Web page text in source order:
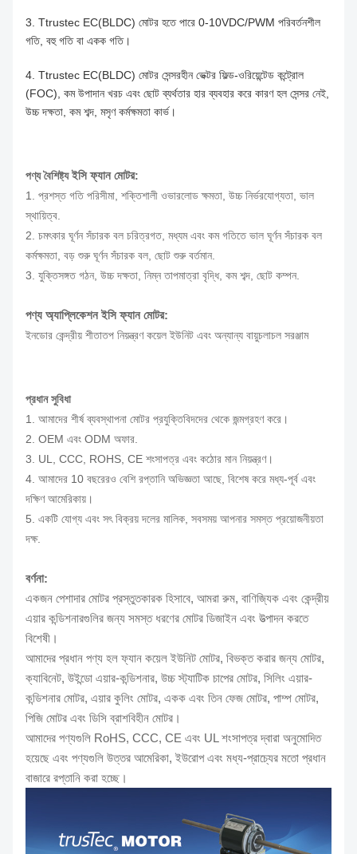
3. Ttrustec EC(BLDC) মোটর হতে পারে 0-10VDC/PWM পরিবর্তনশীল
গতি, বহু গতি বা একক গতি।
4. Ttrustec EC(BLDC) মোটর সেন্সরহীন ভেক্টর ফিল্ড-ওরিয়েন্টেড কন্ট্রোল
(FOC), কম উপাদান খরচ এবং ছোট ব্যর্থতার হার ব্যবহার করে কারণ হল সেন্সর নেই,
উচ্চ দক্ষতা, কম শব্দ, মসৃণ কর্মক্ষমতা কার্ভ।
পণ্য বৈশিষ্ট্য ইসি ফ্যান মোটর:
1. প্রশস্ত গতি পরিসীমা, শক্তিশালী ওভারলোড ক্ষমতা, উচ্চ নির্ভরযোগ্যতা, ভাল
স্থায়িত্ব.
2. চমৎকার ঘূর্ণন সঁচারক বল চরিত্রগত, মধ্যম এবং কম গতিতে ভাল ঘূর্ণন সঁচারক বল
কর্মক্ষমতা, বড় শুরু ঘূর্ণন সঁচারক বল, ছোট শুরু বর্তমান.
3. যুক্তিসঙ্গত গঠন, উচ্চ দক্ষতা, নিম্ন তাপমাত্রা বৃদ্ধি, কম শব্দ, ছোট কম্পন.
পণ্য অ্যাপ্লিকেশন ইসি ফ্যান মোটর:
ইনডোর কেন্দ্রীয় শীতাতপ নিয়ন্ত্রণ কয়েল ইউনিট এবং অন্যান্য বায়ুচলাচল সরঞ্জাম
প্রধান সুবিধা
1. আমাদের শীর্ষ ব্যবস্থাপনা মোটর প্রযুক্তিবিদদের থেকে জন্মগ্রহণ করে।
2. OEM এবং ODM অফার.
3. UL, CCC, ROHS, CE শংসাপত্র এবং কঠোর মান নিয়ন্ত্রণ।
4. আমাদের 10 বছরেরও বেশি রপ্তানি অভিজ্ঞতা আছে, বিশেষ করে মধ্য-পূর্ব এবং
দক্ষিণ আমেরিকায়।
5. একটি যোগ্য এবং সৎ বিক্রয় দলের মালিক, সবসময় আপনার সমস্ত প্রয়োজনীয়তা
দক্ষ.
বর্ণনা:
একজন পেশাদার মোটর প্রস্তুতকারক হিসাবে, আমরা রুম, বাণিজ্যিক এবং কেন্দ্রীয়
এয়ার কন্ডিশনারগুলির জন্য সমস্ত ধরণের মোটর ডিজাইন এবং উত্পাদন করতে
বিশেষী।
আমাদের প্রধান পণ্য হল ফ্যান কয়েল ইউনিট মোটর, বিভক্ত করার জন্য মোটর,
ক্যাবিনেট, উইন্ডো এয়ার-কন্ডিশনার, উচ্চ স্ট্যাটিক চাপের মোটর, সিলিং এয়ার-
কন্ডিশনার মোটর, এয়ার কুলিং মোটর, একক এবং তিন ফেজ মোটর, পাম্প মোটর,
পিজি মোটর এবং ডিসি ব্রাশবিহীন মোটর।
আমাদের পণ্যগুলি RoHS, CCC, CE এবং UL শংসাপত্র দ্বারা অনুমোদিত
হয়েছে এবং পণ্যগুলি উত্তর আমেরিকা, ইউরোপ এবং মধ্য-প্রাচ্যের মতো প্রধান
বাজারে রপ্তানি করা হচ্ছে।